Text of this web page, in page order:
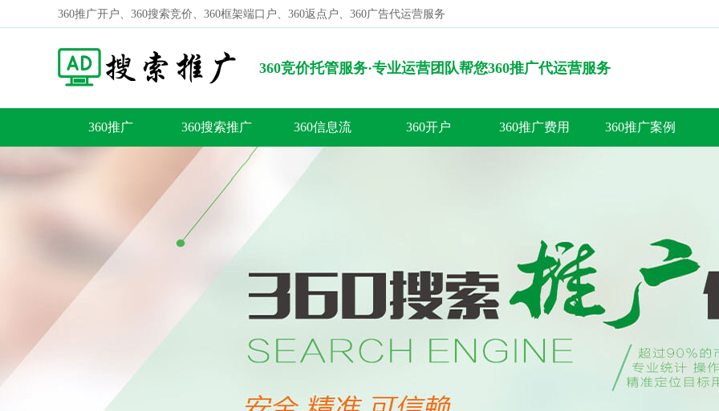
360推广开户、360搜索竞价、360框架端口户、360返点户、360广告代运营服务
360竞价托管服务·专业运营团队帮您360推广代运营服务
搜索
360推广 360搜索推广 360信息流 360开户 360推广费用 360推广案例
策略？